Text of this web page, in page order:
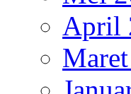
April